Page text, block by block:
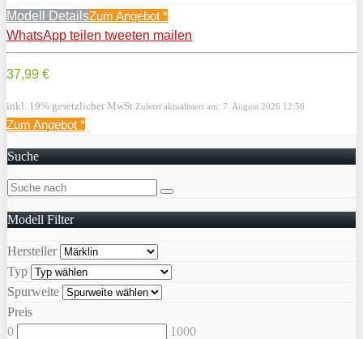
Modell DetailsZum Angebot *
WhatsApp teilen tweeten mailen
37,99 €
inkl. 19% gesetzlicher MwSt. Zuletzt aktualisiert am: 7. August 2026 12:56
Zum Angebot *
Suche
Modell Filter
Hersteller
Typ
Spurweite
Preis
0
1000